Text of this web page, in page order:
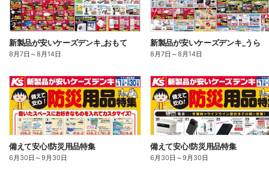
新製品が安いケーズデンキ_おもて
8月7日 ～8月14日
新製品が安いケーズデンキ_うら
8月7日 ～8月14日
備えて安心!防災用品特集
6月30日 ～9月30日
備えて安心!防災用品特集
6月30日 ～9月30日